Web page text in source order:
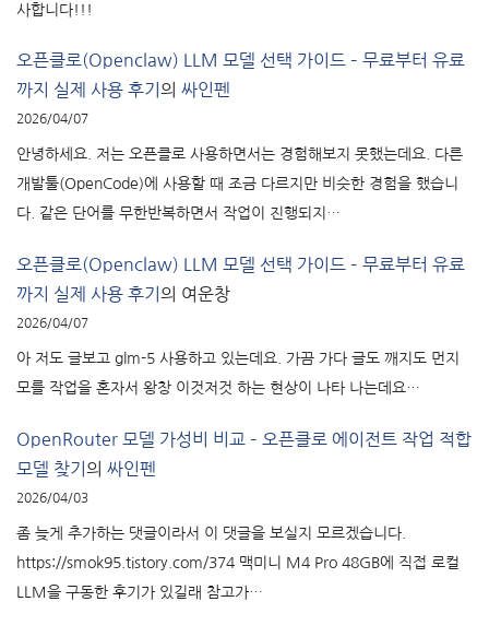
사합니다!!!
오픈클로(Openclaw) LLM 모델 선택 가이드 – 무료부터 유료
까지 실제 사용 후기 의 싸인펜
2026/04/07
안녕하세요. 저는 오픈클로 사용하면서는 경험해보지 못했는데요. 다른
개발툴(OpenCode)에 사용할 때 조금 다르지만 비슷한 경험을 했습니
다. 같은 단어를 무한반복하면서 작업이 진행되지…
오픈클로(Openclaw) LLM 모델 선택 가이드 – 무료부터 유료
까지 실제 사용 후기 의 여운창
2026/04/07
아 저도 글보고 glm-5 사용하고 있는데요. 가끔 가다 글도 깨지도 먼지
모를 작업을 혼자서 왕창 이것저것 하는 현상이 나타 나는데요…
OpenRouter 모델 가성비 비교 – 오픈클로 에이전트 작업 적합
모델 찾기 의 싸인펜
2026/04/03
좀 늦게 추가하는 댓글이라서 이 댓글을 보실지 모르겠습니다.
https://smok95.tistory.com/374 맥미니 M4 Pro 48GB에 직접 로컬
LLM을 구동한 후기가 있길래 참고가…